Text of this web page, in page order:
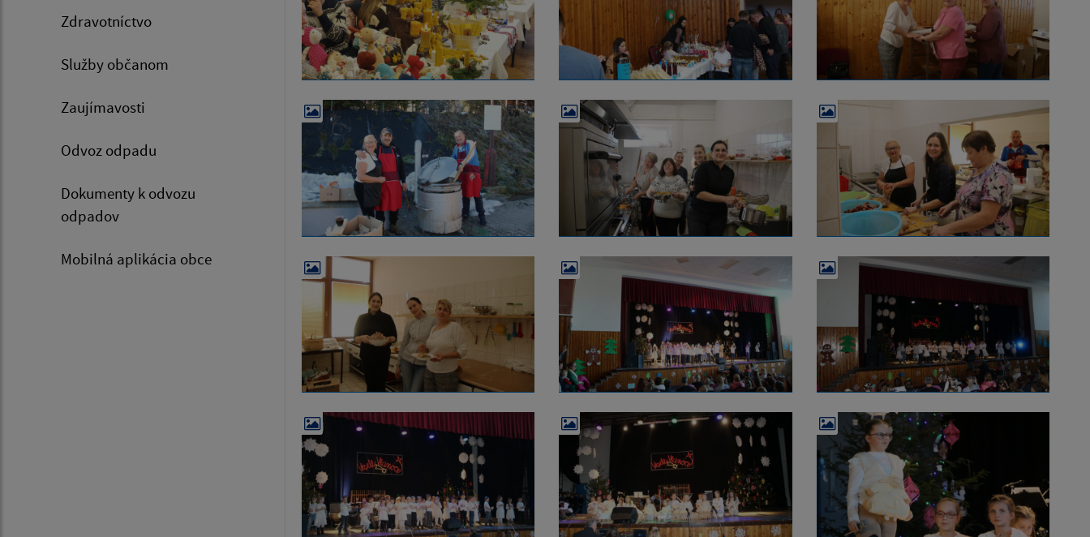
Zdravotníctvo
Služby občanom
Zaujímavosti
Odvoz odpadu
Dokumenty k odvozu
odpadov
Mobilná aplikácia obce